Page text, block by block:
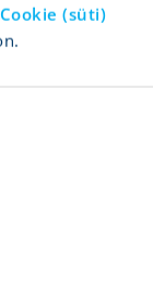
Cookie (süti)